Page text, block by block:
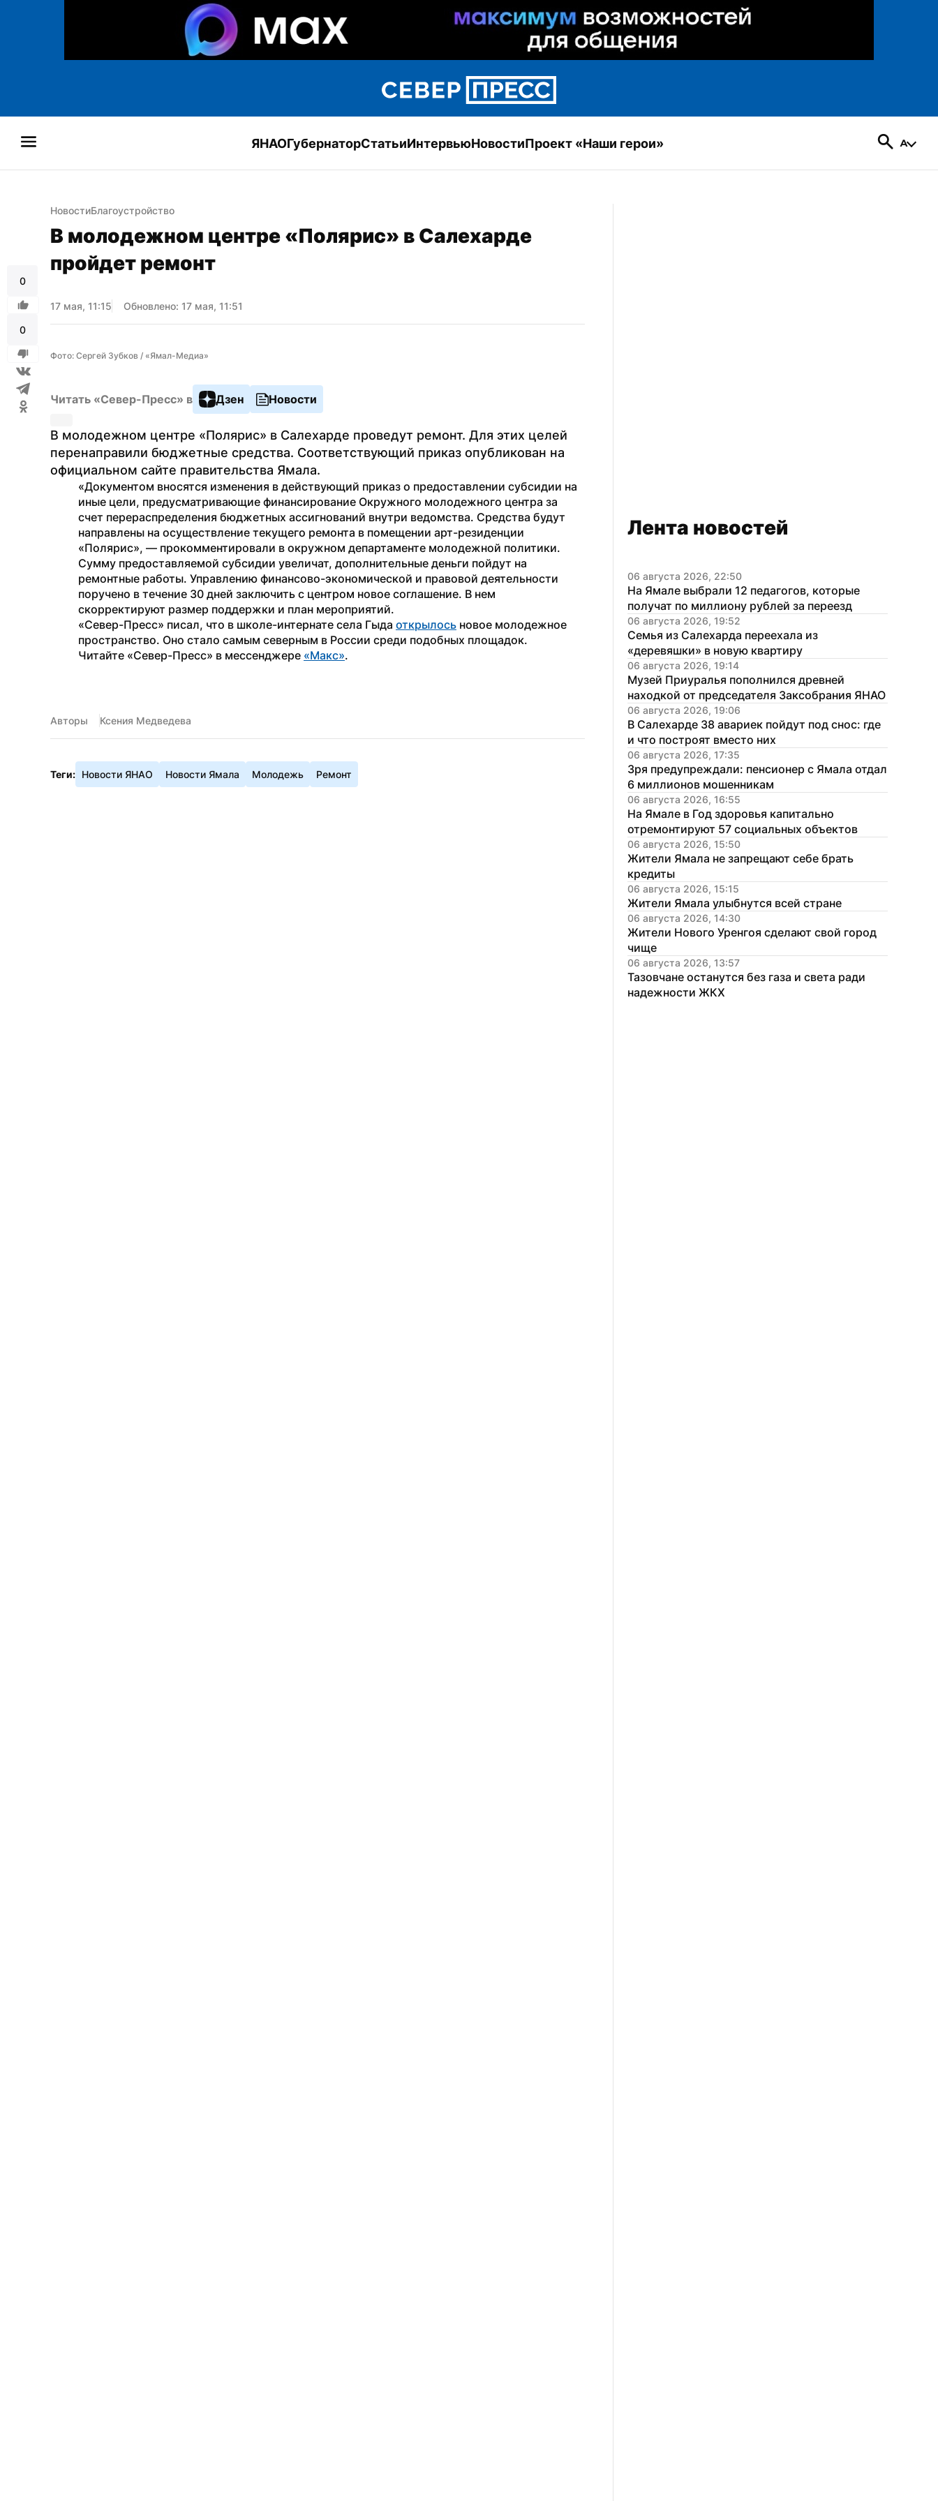
ЯНАОГубернаторСтатьиИнтервьюНовостиПроект «Наши герои»
0
0
НовостиБлагоустройство
В молодежном центре «Полярис» в Салехарде
пройдет ремонт
17 мая, 11:15 Обновлено: 17 мая, 11:51
Фото: Сергей Зубков / «Ямал-Медиа»
Читать «Север-Пресс» в Дзен Новости
В молодежном центре «Полярис» в Салехарде проведут ремонт. Для этих целей
перенаправили бюджетные средства. Соответствующий приказ опубликован на
официальном сайте правительства Ямала.
«Документом вносятся изменения в действующий приказ о предоставлении субсидии на
иные цели, предусматривающие финансирование Окружного молодежного центра за
счет перераспределения бюджетных ассигнований внутри ведомства. Средства будут
направлены на осуществление текущего ремонта в помещении арт-резиденции
«Полярис», — прокомментировали в окружном департаменте молодежной политики.
Сумму предоставляемой субсидии увеличат, дополнительные деньги пойдут на
ремонтные работы. Управлению финансово-экономической и правовой деятельности
поручено в течение 30 дней заключить с центром новое соглашение. В нем
скорректируют размер поддержки и план мероприятий.
«Север-Пресс» писал, что в школе-интернате села Гыда открылось новое молодежное
пространство. Оно стало самым северным в России среди подобных площадок.
Читайте «Север-Пресс» в мессенджере «Макс».
Авторы Ксения Медведева
Теги: Новости ЯНАО Новости Ямала Молодежь Ремонт
Лента новостей
06 августа 2026, 22:50
На Ямале выбрали 12 педагогов, которые
получат по миллиону рублей за переезд
06 августа 2026, 19:52
Семья из Салехарда переехала из
«деревяшки» в новую квартиру
06 августа 2026, 19:14
Музей Приуралья пополнился древней
находкой от председателя Заксобрания ЯНАО
06 августа 2026, 19:06
В Салехарде 38 авариек пойдут под снос: где
и что построят вместо них
06 августа 2026, 17:35
Зря предупреждали: пенсионер с Ямала отдал
6 миллионов мошенникам
06 августа 2026, 16:55
На Ямале в Год здоровья капитально
отремонтируют 57 социальных объектов
06 августа 2026, 15:50
Жители Ямала не запрещают себе брать
кредиты
06 августа 2026, 15:15
Жители Ямала улыбнутся всей стране
06 августа 2026, 14:30
Жители Нового Уренгоя сделают свой город
чище
06 августа 2026, 13:57
Тазовчане останутся без газа и света ради
надежности ЖКХ